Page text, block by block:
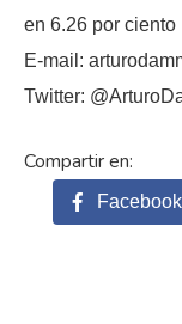
en 6.26 por ciento
E-mail:
Twitter:
Facebook